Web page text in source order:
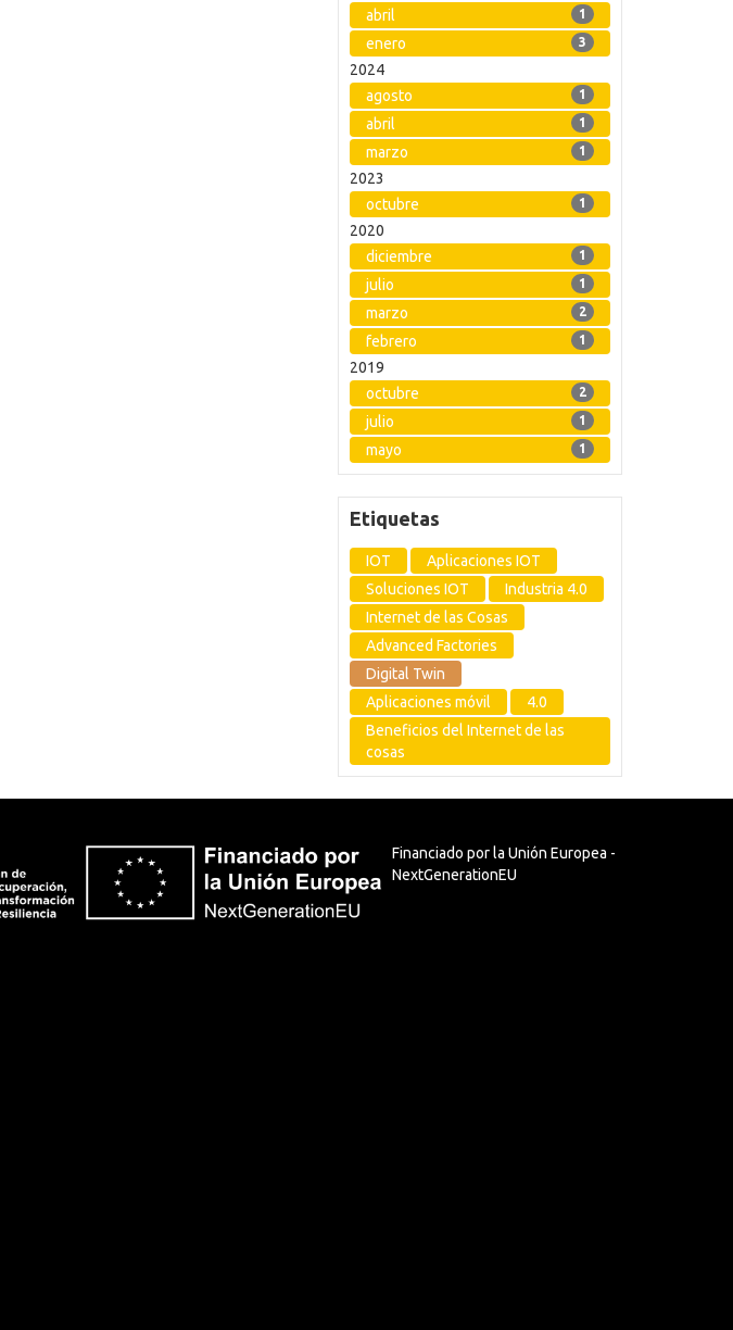
abril
1
enero 3
2024
agosto
1
abril 1
marzo 1
2023
octubre
1
2020
diciembre
1
julio 1
marzo 2
febrero 1
2019
octubre
2
julio 1
mayo 1
Etiquetas
IOT
Aplicaciones IOT
Soluciones IOT
Industria 4.0
Internet de las Cosas
Advanced Factories
Digital Twin
Aplicaciones móvil
4.0
Beneficios del Internet de las
cosas
Financiado por la Unión Europea -
NextGenerationEU